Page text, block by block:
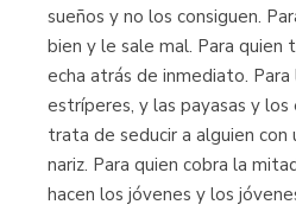
sueños y no los consiguen.
bien y le sale mal. Para quien
echa atrás de inmediato. Para
estríperes, y las payasas y
trata de seducir a alguien con
nariz. Para quien cobra la
hacen los jóvenes y los